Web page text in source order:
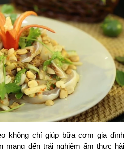
không chỉ giúp bữa cơm gia đình
mang đến trải nghiệm ẩm thực hài